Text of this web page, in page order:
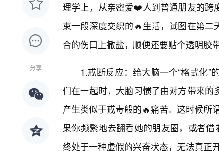
分享
理学上，从亲密爱❤️人到普通朋友的跨
束一段深度交织的🔥生活，试图在第
合的伤口上撒盐，顺便还要贴个透明胶
1.戒断反应：给大脑一个“格式化”
们在一起时，大脑习惯了由对方带来
产生类似于戒毒般的🔥痛苦。这时候所
果你频繁地去翻看她的朋友圈，或者
终处于一种虚假的兴奋状态，无法真正